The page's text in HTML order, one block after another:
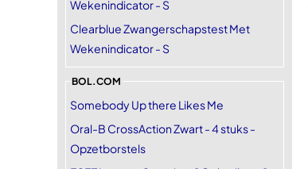
Wekenindicator - S
Clearblue Zwangerschapstest Met
Wekenindicator - S
BOL.COM
Somebody Up there Likes Me
Oral-B CrossAction Zwart - 4 stuks -
Opzetborstels